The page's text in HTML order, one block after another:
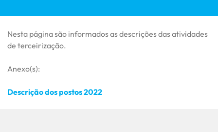
Nesta página são informados as descrições das atividades
de terceirização.
Anexo(s):
Descrição dos postos 2022